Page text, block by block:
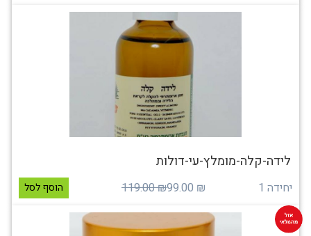
לידה-קלה-מומלץ-עי-דולות
יחידה 1 ₪ 99.00
₪ 119.00 הוסף לסל